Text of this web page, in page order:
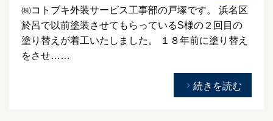
㈱コトブキ外装サービス工事部の戸塚です。 浜名区
於呂で以前塗装させてもらっているS様の２回目の
塗り替えが着工いたしました。 １８年前に塗り替え
をさせ……
続きを読む